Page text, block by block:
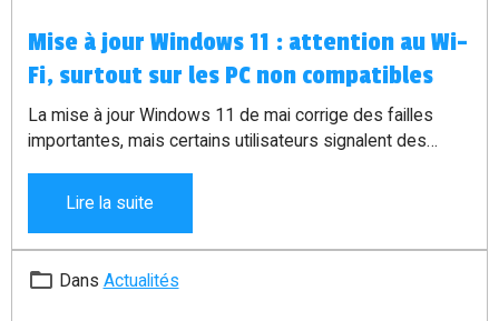
Mise à jour Windows 11 : attention au Wi-
Fi, surtout sur les PC non compatibles
La mise à jour Windows 11 de mai corrige des failles
importantes, mais certains utilisateurs signalent des
lien vers le guide complet réservé aux membres gratuits.
Lire la suite
Dans Actualités